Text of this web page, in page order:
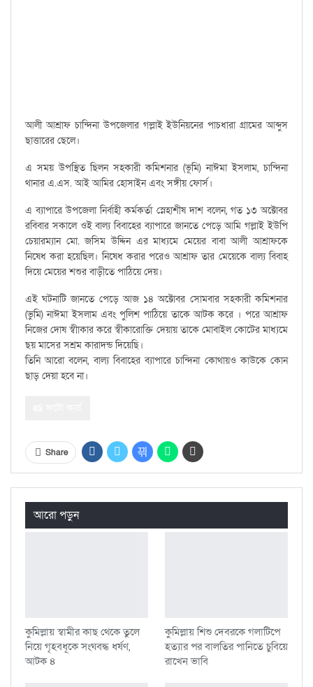
আলী আশ্রাফ চান্দিনা উপজেলার গল্লাই ইউনিয়নের পাচধারা গ্রামের আব্দুস
ছাত্তারের ছেলে।
এ সময় উপস্থিত ছিলন সহকারী কমিশনার (ভূমি) নাঈমা ইসলাম, চান্দিনা
থানার এ.এস. আই আমির হোসাইন এবং সঙ্গীয় ফোর্স।
এ ব্যাপারে উপজেলা নির্বাহী কর্মকর্তা স্নেহাশীষ দাশ বলেন, গত ১৩ অক্টোবর
রবিবার সকালে ওই বাল্য বিবাহের ব্যাপারে জানতে পেড়ে আমি গল্লাই ইউপি
চেয়ারম্যান মো. জসিম উদ্দিন এর মাধ্যমে মেয়ের বাবা আলী আশ্রাফকে
নিষেধ করা হয়েছিল। নিষেধ করার পরেও আশ্রাফ তার মেয়েকে বাল্য বিবাহ
দিয়ে মেয়ের শশুর বাড়ীতে পাঠিয়ে দেয়।
এই ঘটনাটি জানতে পেড়ে আজ ১৪ অক্টোবর সোমবার সহকারী কমিশনার
(ভুমি) নাঈমা ইসলাম এবং পুলিশ পাঠিয়ে তাকে অাটক করে । পরে আশ্রাফ
নিজের দোষ স্বীাকার করে স্বীকারোক্তি দেয়ায় তাকে মোবাইল কোটের মাধ্যমে
ছয় মাসের সশ্রম কারাদন্ড দিয়েছি।
তিনি আরো বলেন, বাল্য বিবাহের ব্যাপারে চান্দিনা কোথায়ও কাউকে কোন
ছাড় দেয়া হবে না।
Share
আরো পড়ুন
কুমিল্লায় স্বামীর কাছ থেকে তুলে
নিয়ে গৃহবধূকে সংঘবদ্ধ ধর্ষণ,
আটক ৪
কুমিল্লায় শিশু দেবরকে গলাটিপে
হত্যার পর বালতির পানিতে চুবিয়ে
রাখেন ভাবি